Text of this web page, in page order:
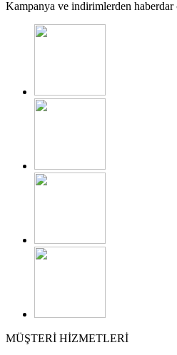
Kampanya ve indirimlerden
MÜŞTERİ HİZMETLERİ